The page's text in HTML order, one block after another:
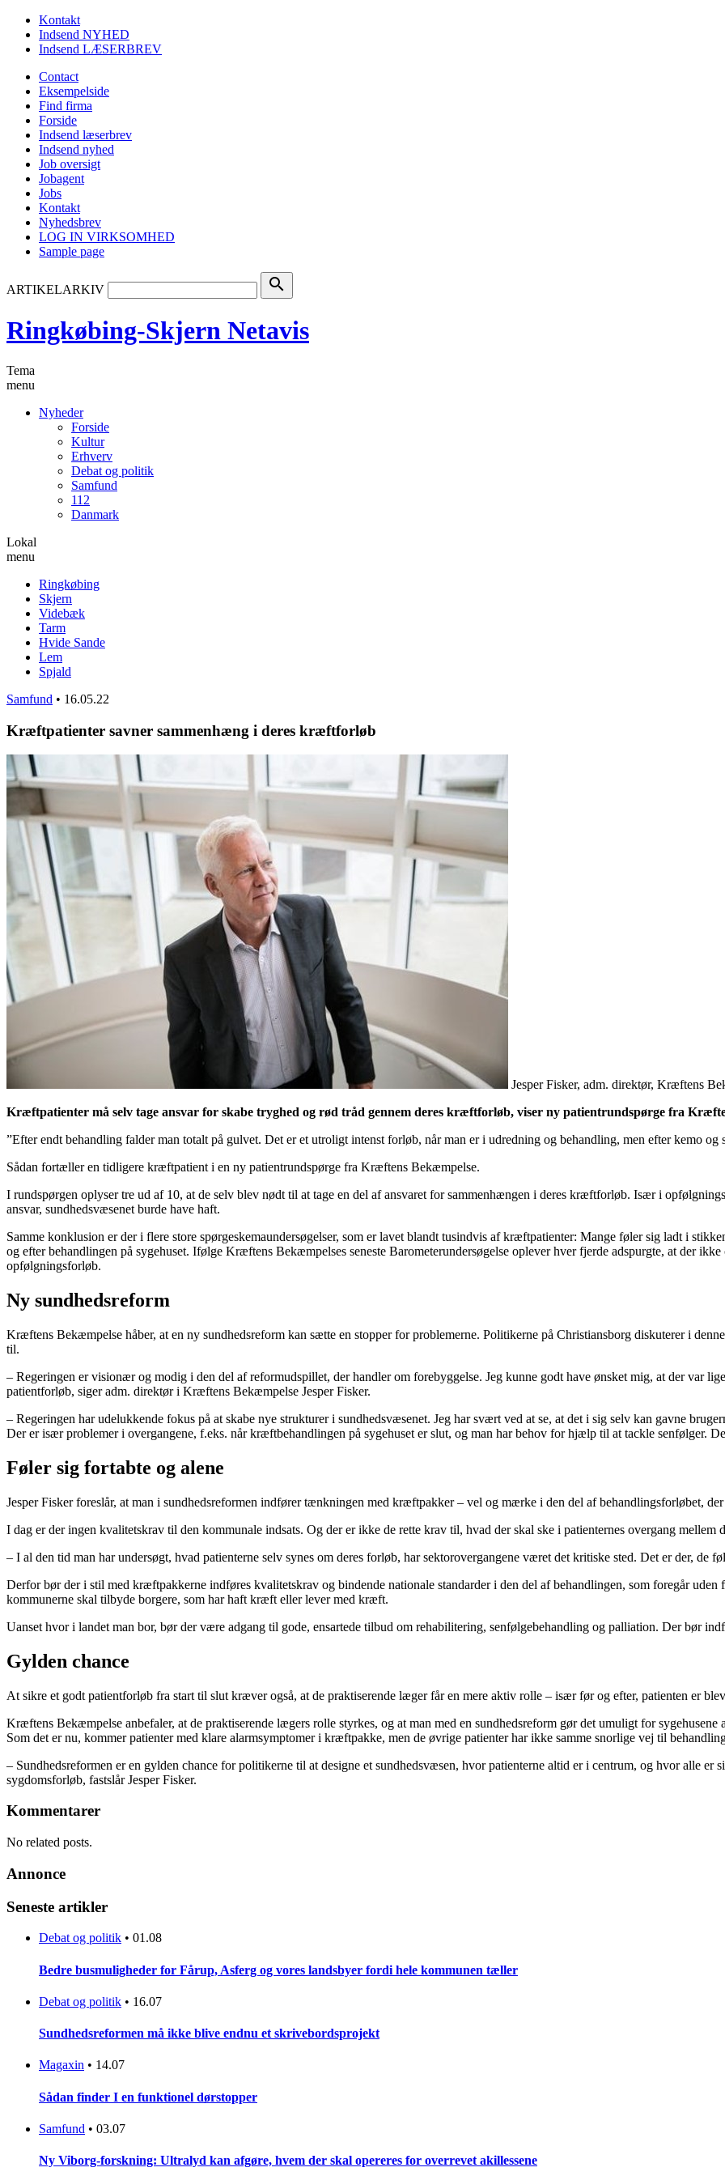
Kontakt
Indsend NYHED
Indsend LÆSERBREV
Contact
Eksempelside
Find firma
Forside
Indsend læserbrev
Indsend nyhed
Job oversigt
Jobagent
Jobs
Kontakt
Nyhedsbrev
LOG IN VIRKSOMHED
Sample page
ARTIKELARKIV search
Ringkøbing-Skjern Netavis
Tema
menu
Nyheder
Forside
Kultur
Erhverv
Debat og politik
Samfund
112
Danmark
Lokal
menu
Ringkøbing
Skjern
Videbæk
Tarm
Hvide Sande
Lem
Spjald
Samfund • 16.05.22
Kræftpatienter savner sammenhæng i deres kræftforløb
Jesper Fisker, adm. direktør, Kræftens
Kræftpatienter må selv tage ansvar for skabe tryghed og rød tråd gennem deres kræftforløb, viser ny patientrundspørge fra
”Efter endt behandling falder man totalt på gulvet. Det er et utroligt intenst forløb, når man er i udredning og behandling, men efter kemo og
Sådan fortæller en tidligere kræftpatient i en ny patientrundspørge fra Kræftens Bekæmpelse.
I rundspørgen oplyser tre ud af 10, at de selv blev nødt til at tage en del af ansvaret for sammenhængen i deres kræftforløb. Især i
ansvar, sundhedsvæsenet burde have haft.
Samme konklusion er der i flere store spørgeskemaundersøgelser, som er lavet blandt tusindvis af kræftpatienter: Mange føler sig ladt i
og efter behandlingen på sygehuset. Ifølge Kræftens Bekæmpelses seneste Barometerundersøgelse oplever hver fjerde adspurgte, at der
opfølgningsforløb.
Ny sundhedsreform
Kræftens Bekæmpelse håber, at en ny sundhedsreform kan sætte en stopper for problemerne. Politikerne på Christiansborg diskuterer i
til.
– Regeringen er visionær og modig i den del af reformudspillet, der handler om forebyggelse. Jeg kunne godt have ønsket mig, at der var
patientforløb, siger adm. direktør i Kræftens Bekæmpelse Jesper Fisker.
– Regeringen har udelukkende fokus på at skabe nye strukturer i sundhedsvæsenet. Jeg har svært ved at se, at det i sig selv kan gavne
Der er især problemer i overgangene, f.eks. når kræftbehandlingen på sygehuset er slut, og man har behov for hjælp til at tackle senfølger.
Føler sig fortabte og alene
Jesper Fisker foreslår, at man i sundhedsreformen indfører tænkningen med kræftpakker – vel og mærke i den del af behandlingsforløbet,
I dag er der ingen kvalitetskrav til den kommunale indsats. Og der er ikke de rette krav til, hvad der skal ske i patienternes overgang mellem
– I al den tid man har undersøgt, hvad patienterne selv synes om deres forløb, har sektorovergangene været det kritiske sted. Det er der, de
Derfor bør der i stil med kræftpakkerne indføres kvalitetskrav og bindende nationale standarder i den del af behandlingen, som foregår
kommunerne skal tilbyde borgere, som har haft kræft eller lever med kræft.
Uanset hvor i landet man bor, bør der være adgang til gode, ensartede tilbud om rehabilitering, senfølgebehandling og palliation. Der bør
Gylden chance
At sikre et godt patientforløb fra start til slut kræver også, at de praktiserende læger får en mere aktiv rolle – især før og efter, patienten er
Kræftens Bekæmpelse anbefaler, at de praktiserende lægers rolle styrkes, og at man med en sundhedsreform gør det umuligt for
Som det er nu, kommer patienter med klare alarmsymptomer i kræftpakke, men de øvrige patienter har ikke samme snorlige vej til
– Sundhedsreformen er en gylden chance for politikerne til at designe et sundhedsvæsen, hvor patienterne altid er i centrum, og hvor alle er
sygdomsforløb, fastslår Jesper Fisker.­­­­­­­­­­­­
Kommentarer
No related posts.
Annonce
Seneste artikler
Debat og politik • 01.08
Bedre busmuligheder for Fårup, Asferg og vores landsbyer fordi hele kommunen tæller
Debat og politik • 16.07
Sundhedsreformen må ikke blive endnu et skrivebordsprojekt
Magaxin • 14.07
Sådan finder I en funktionel dørstopper
Samfund • 03.07
Ny Viborg-forskning: Ultralyd kan afgøre, hvem der skal opereres for overrevet akillessene